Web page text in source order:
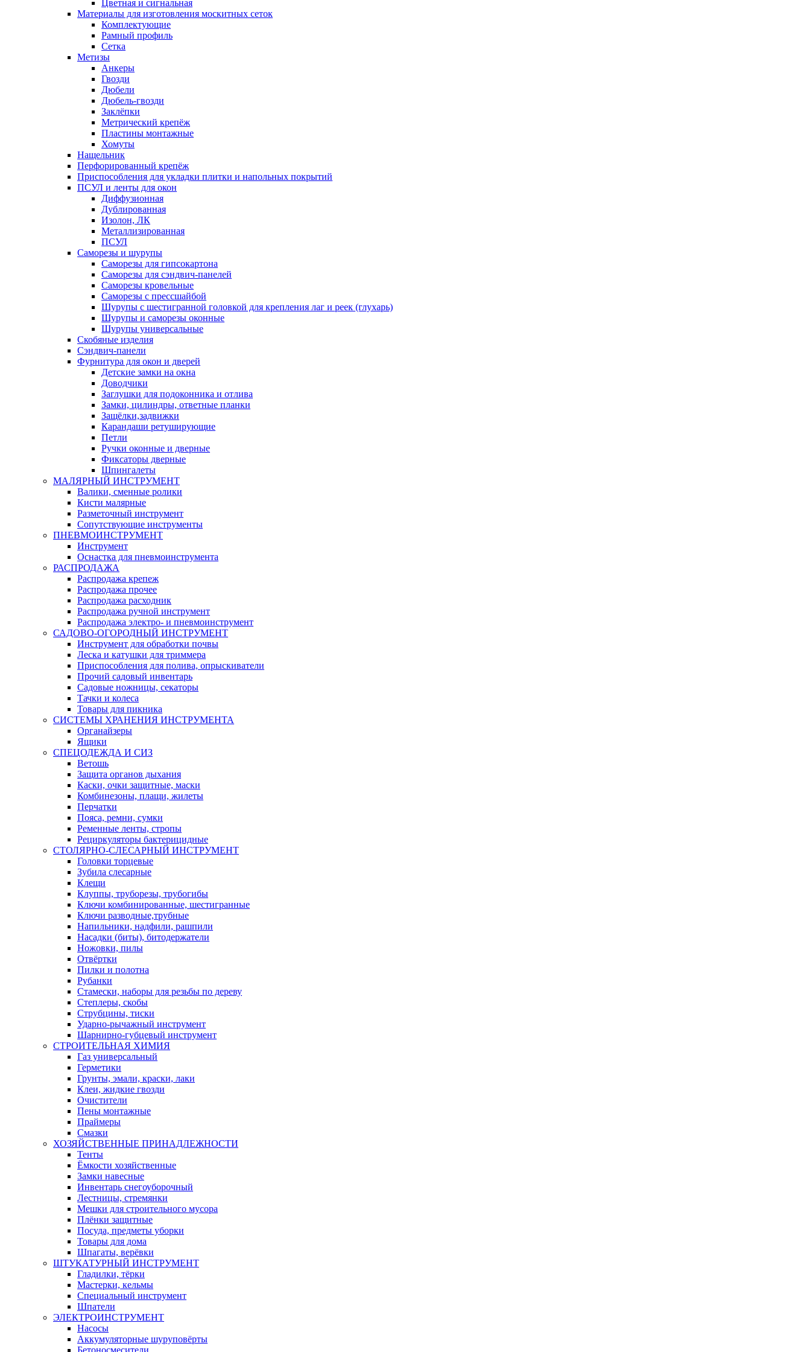
Цветная и сигнальная
Материалы для изготовления москитных сеток
Комплектующие
Рамный профиль
Сетка
Метизы
Анкеры
Гвозди
Дюбели
Дюбель-гвозди
Заклёпки
Метрический крепёж
Пластины монтажные
Хомуты
Нащельник
Перфорированный крепёж
Приспособления для укладки плитки и напольных покрытий
ПСУЛ и ленты для окон
Диффузионная
Дублированная
Изолон, ЛК
Металлизированная
ПСУЛ
Саморезы и шурупы
Саморезы для гипсокартона
Саморезы для сэндвич-панелей
Саморезы кровельные
Саморезы с прессшайбой
Шурупы с шестигранной головкой для крепления лаг и реек (глухарь)
Шурупы и саморезы оконные
Шурупы универсальные
Скобяные изделия
Сэндвич-панели
Фурнитура для окон и дверей
Детские замки на окна
Доводчики
Заглушки для подоконника и отлива
Замки, цилиндры, ответные планки
Защёлки,задвижки
Карандаши ретуширующие
Петли
Ручки оконные и дверные
Фиксаторы дверные
Шпингалеты
МАЛЯРНЫЙ ИНСТРУМЕНТ
Валики, сменные ролики
Кисти малярные
Разметочный инструмент
Сопутствующие инструменты
ПНЕВМОИНСТРУМЕНТ
Инструмент
Оснастка для пневмоинструмента
РАСПРОДАЖА
Распродажа крепеж
Распродажа прочее
Распродажа расходник
Распродажа ручной инструмент
Распродажа электро- и пневмоинструмент
САДОВО-ОГОРОДНЫЙ ИНСТРУМЕНТ
Инструмент для обработки почвы
Леска и катушки для триммера
Приспособления для полива, опрыскиватели
Прочий садовый инвентарь
Садовые ножницы, секаторы
Тачки и колеса
Товары для пикника
СИСТЕМЫ ХРАНЕНИЯ ИНСТРУМЕНТА
Органайзеры
Ящики
СПЕЦОДЕЖДА И СИЗ
Ветошь
Защита органов дыхания
Каски, очки защитные, маски
Комбинезоны, плащи, жилеты
Перчатки
Пояса, ремни, сумки
Ременные ленты, стропы
Рециркуляторы бактерицидные
СТОЛЯРНО-СЛЕСАРНЫЙ ИНСТРУМЕНТ
Головки торцевые
Зубила слесарные
Клещи
Клуппы, труборезы, трубогибы
Ключи комбинированные, шестигранные
Ключи разводные,трубные
Напильники, надфили, рашпили
Насадки (биты), битодержатели
Ножовки, пилы
Отвёртки
Пилки и полотна
Рубанки
Стамески, наборы для резьбы по дереву
Степлеры, скобы
Струбцины, тиски
Ударно-рычажный инструмент
Шарнирно-губцевый инструмент
СТРОИТЕЛЬНАЯ ХИМИЯ
Газ универсальный
Герметики
Грунты, эмали, краски, лаки
Клеи, жидкие гвозди
Очистители
Пены монтажные
Праймеры
Смазки
ХОЗЯЙСТВЕННЫЕ ПРИНАДЛЕЖНОСТИ
Тенты
Ёмкости хозяйственные
Замки навесные
Инвентарь снегоуборочный
Лестницы, стремянки
Мешки для строительного мусора
Плёнки защитные
Посуда, предметы уборки
Товары для дома
Шпагаты, верёвки
ШТУКАТУРНЫЙ ИНСТРУМЕНТ
Гладилки, тёрки
Мастерки, кельмы
Специальный инструмент
Шпатели
ЭЛЕКТРОИНСТРУМЕНТ
Насосы
Аккумуляторные шуруповёрты
Бетоносмесители